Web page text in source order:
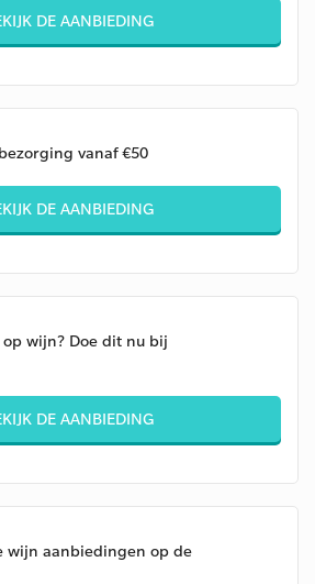
DE AANBIEDING
vanaf €50
DE AANBIEDING
wijn? Doe dit nu bij
DE AANBIEDING
wijn aanbiedingen op de